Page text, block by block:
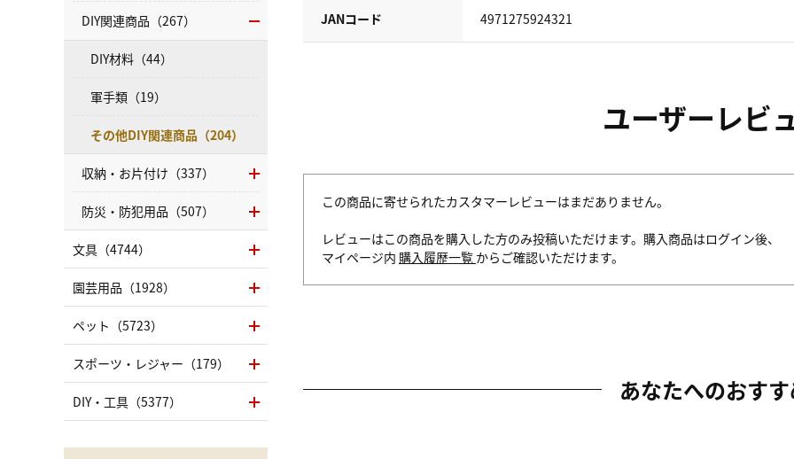
JANコード 4971275924321
ユーザーレビ
この商品に寄せられたカスタマーレビューはまだありません。
レビューはこの商品を購入した方のみ投稿いただけます。購入商品はログイン後、
マイページ内 購入履歴一覧 からご確認いただけます。
あなたへのおす
DIY関連商品（267）
DIY材料（44）
軍手類（19）
その他DIY関連商品（204）
収納・お片付け（337）
防災・防犯用品（507）
文具（4744）
園芸用品（1928）
ペット（5723）
スポーツ・レジャー（179）
DIY・工具（5377）